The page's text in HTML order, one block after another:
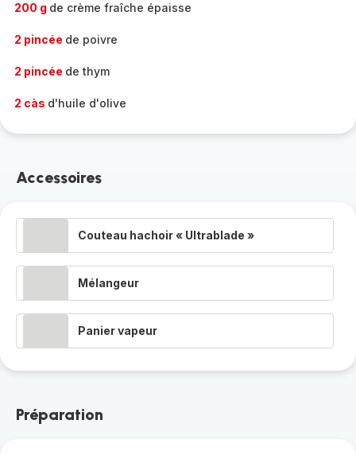
200 g de crème fraîche épaisse
2 pincée de poivre
2 pincée de thym
2 càs d'huile d'olive
Accessoires
Couteau hachoir « Ultrablade »
Mélangeur
Panier vapeur
Préparation